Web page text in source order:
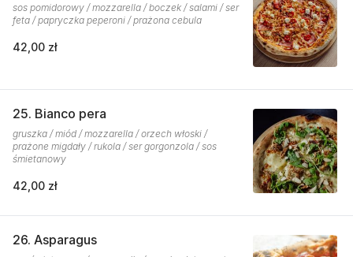
sos pomidorowy / mozzarella / boczek / salami / ser
feta / papryczka peperoni / prażona cebula
42,00 zł
25. Bianco pera
gruszka / miód / mozzarella / orzech włoski /
prażone migdały / rukola / ser gorgonzola / sos
śmietanowy
42,00 zł
26. Asparagus